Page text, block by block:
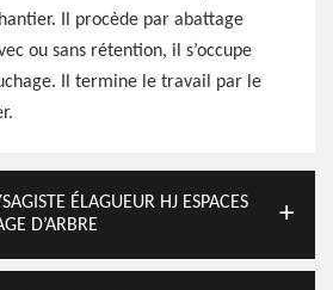
Il procède par abattage
ou sans rétention, il s’occupe
Il termine le travail par le
ÉLAGUEUR HJ ESPACES
D’ARBRE